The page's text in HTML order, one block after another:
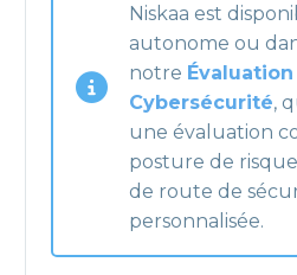
Niskaa est
autonome ou
notre
Cybersécurité,
une évaluation
posture de
de route de
personnalisée.